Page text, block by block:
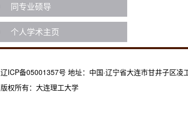
同专业硕导
个人学术主页
辽ICP备05001357号 地址：中国·辽宁省大连市甘井子区凌
版权所有：大连理工大学